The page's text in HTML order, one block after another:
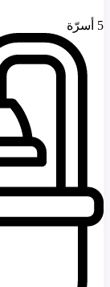
5 أسرّة